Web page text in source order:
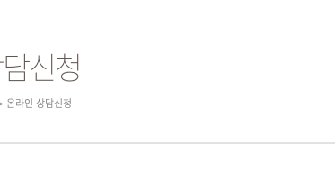
신청
온라인 상담신청